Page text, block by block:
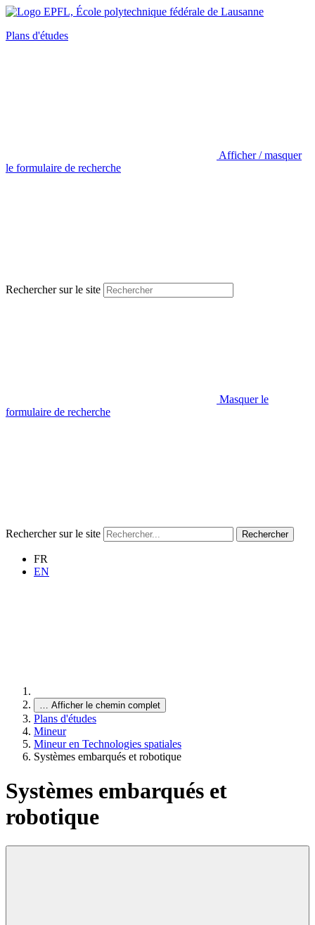
Plans d'études
Afficher / masquer
le formulaire de recherche
Rechercher sur le site
Masquer le
formulaire de recherche
Rechercher sur le site Rechercher
FR
EN
… Afficher le chemin complet
Plans d'études
Mineur
Mineur en Technologies spatiales
Systèmes embarqués et robotique
Systèmes embarqués et
robotique